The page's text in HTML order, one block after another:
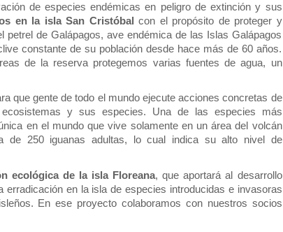
de especies endémicas en peligro de extinción y sus
en la isla San Cristóbal
con el propósito de proteger y
petrel de Galápagos, ave endémica de las Islas Galápagos
constante de su población desde hace más de 60 años.
de la reserva protegemos varias fuentes de agua, un
que gente de todo el mundo ejecute acciones concretas de
y sus especies. Una de las especies más
en el mundo que vive solamente en un área del volcán
de 250 iguanas adultas, lo cual indica su alto nivel de
ecológica de la isla Floreana, que aportará al desarrollo
en la isla de especies introducidas e invasoras
En ese proyecto colaboramos con nuestros socios